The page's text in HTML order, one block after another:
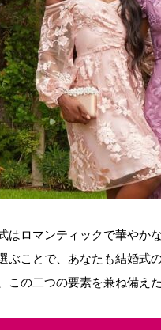
はロマンティックで華やか
ぶことで、あなたも結婚式
この二つの要素を兼ね備え